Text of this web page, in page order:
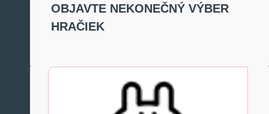
OBJAVTE NEKONEČNÝ VÝBER
HRAČIEK